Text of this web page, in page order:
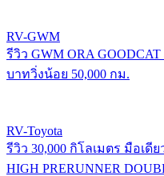
RV-GWM
รีวิว GWM ORA
บาทวิ่งน้อย 50,000 กม.
RV-Toyota
รีวิว 30,000 กิโลเมตร มือเดี
HIGH PRERUNNER